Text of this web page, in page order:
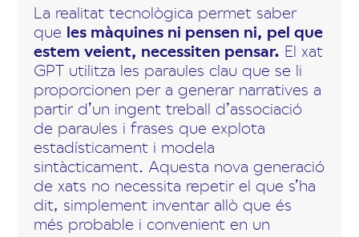
La realitat tecnològica permet saber
que les màquines ni pensen ni, pel que
estem veient, necessiten pensar. El xat
GPT utilitza les paraules clau que se li
proporcionen per a generar narratives a
partir d’un ingent treball d’associació
de paraules i frases que explota
estadísticament i modela
sintàcticament. Aquesta nova generació
de xats no necessita repetir el que s’ha
dit, simplement inventar allò que és
més probable i convenient en un